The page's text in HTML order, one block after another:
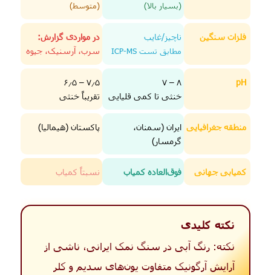
(بسیار بالا) (متوسط)
فلزات سنگین ناچیز/غایب
مطابق تست ICP-MS
در مواردی گزارش:
سرب، آرسنیک، جیوه
pH
۸ – ۷
خنثی تا کمی قلیایی
۷٫۵ – ۶٫۵
تقریباً خنثی
منطقه جغرافیایی ایران (سمنان،
گرمسار)
پاکستان (هیمالیا)
کمیابی جهانی فوق‌العاده کمیاب نسبتاً کمیاب
نکته کلیدی
نکته: رنگ آبی در سنگ نمک ایرانی، ناشی از
آرایش آرگونیک متفاوت یون‌های سدیم و کلر